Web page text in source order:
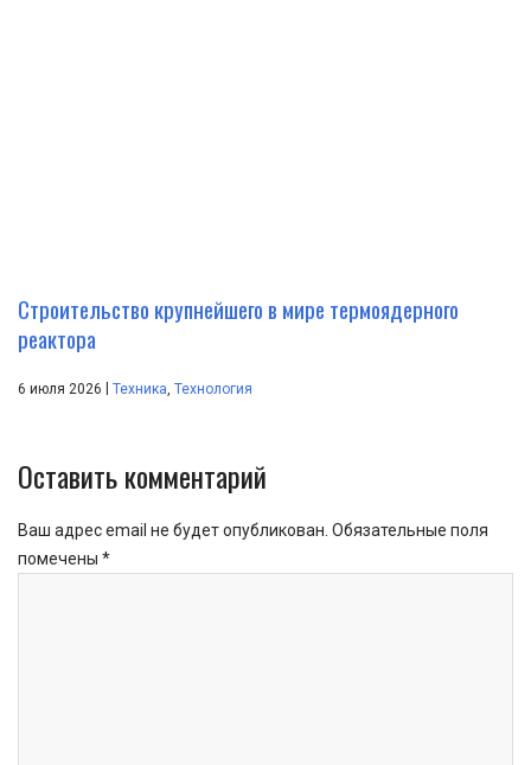
Строительство крупнейшего в мире термоядерного
реактора
6 июля 2026 | Техника Технология
Оставить комментарий
Ваш адрес email не будет опубликован. Обязательные поля
помечены *